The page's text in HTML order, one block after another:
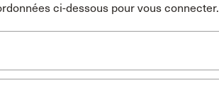
ci-dessous pour vous connecter.